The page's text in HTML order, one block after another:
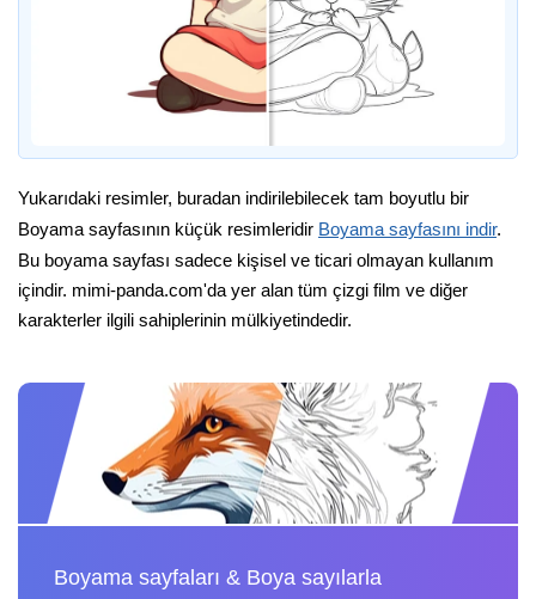
Yukarıdaki resimler, buradan indirilebilecek tam boyutlu bir
Boyama sayfasının küçük resimleridir Boyama sayfasını indir.
Bu boyama sayfası sadece kişisel ve ticari olmayan kullanım
içindir. mimi-panda.com'da yer alan tüm çizgi film ve diğer
karakterler ilgili sahiplerinin mülkiyetindedir.
Boyama sayfaları & Boya sayılarla